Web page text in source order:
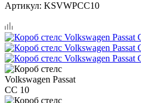
Артикул: KSVWPCC10